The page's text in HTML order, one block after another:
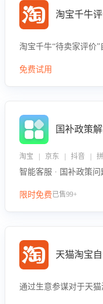
淘宝千牛
淘宝千牛“待卖家评价”
免费试用
国补政策
淘宝 | 京东 | 抖音 | 拼
智能客服 · 国补政策
限时免费已售99+
天猫淘宝
通过生意参谋对于天